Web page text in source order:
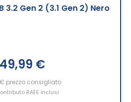
3.2 Gen 2 (3.1 Gen 2) Nero
€
prezzo consigliato
RAEE inclusi